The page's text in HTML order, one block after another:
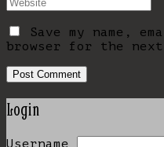
Save my name,
browser for the next
Login
Username